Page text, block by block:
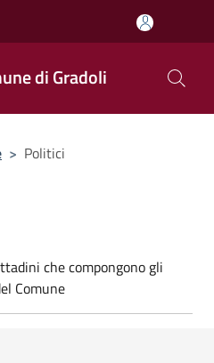
di Gradoli
> Politici
che compongono gli
Comune